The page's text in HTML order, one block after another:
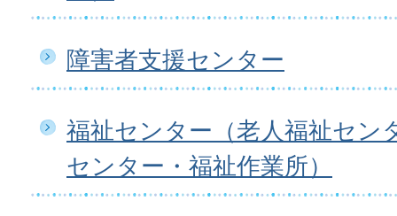
障害者支援センター
福祉センター（老人福祉セン
センター・福祉作業所）